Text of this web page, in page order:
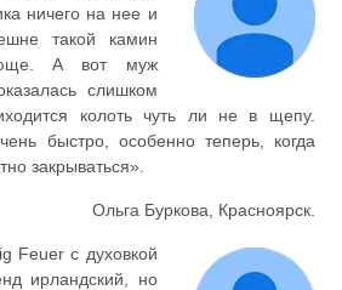
ничего на нее и
такой камин
А вот муж
слишком
колоть чуть ли не в щепу.
быстро, особенно теперь, когда
закрываться».
Ольга Буркова, Красноярск.
Feuer с духовкой
ирландский, но